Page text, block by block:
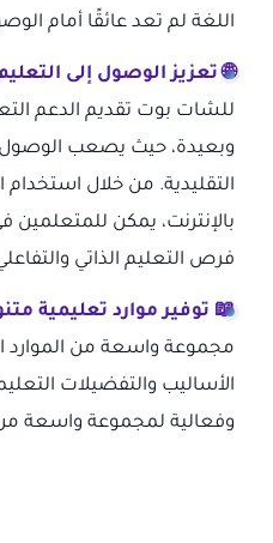
اللغة لم تعد عائقًا أمام
🌐 تعزيز الوصول إلى
للشات بوت تقديم الدعم
وبعيدة، حيث يصعب
التقليدية. من خلال استخدام
بالإنترنت، يمكن
فرص التعليم الذاتي
📖 توفير موارد تعليمية
مجموعة واسعة من الموارد
الأساليب والتفضيلات
وفعالية لمجموعة واسعة